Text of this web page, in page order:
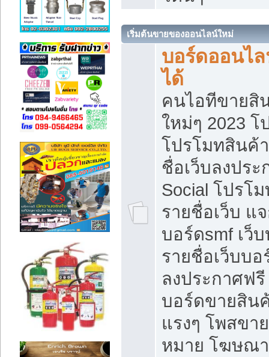
เริ่มต้นขายของออนไลน์ใหม่
บอร์ดออนไ
ได้
คนไอทีขายสิ
ใหม่ๆ 2023
โปรโมทสินค้
ชื่อเว็บลงปร
Social โปรโ
รายชื่อเว็บ แ
บอร์ดsmf เว็
รายชื่อเว็บบ
ลงประกาศฟรี
บอร์ดขายสิน
แรงๆ โพสขา
หมาย โฆษณ